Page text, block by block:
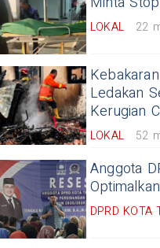
LOKAL 22
Ledakan
Kerugian
LOKAL 52
Anggota
DPRD KOTA